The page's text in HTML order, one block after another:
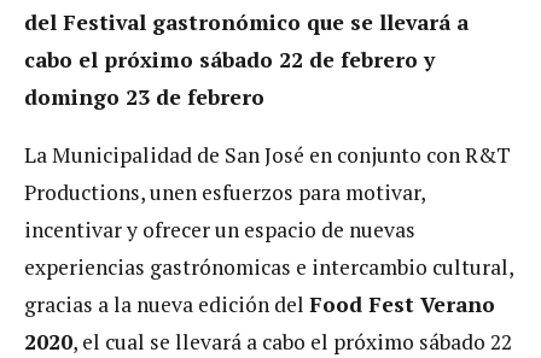
del Festival gastronómico que se llevará a
cabo el próximo sábado 22 de febrero y
domingo 23 de febrero
La Municipalidad de San José en conjunto con R&T
Productions, unen esfuerzos para motivar,
incentivar y ofrecer un espacio de nuevas
experiencias gastrónomicas e intercambio cultural,
gracias a la nueva edición del Food Fest Verano
2020, el cual se llevará a cabo el próximo sábado 22